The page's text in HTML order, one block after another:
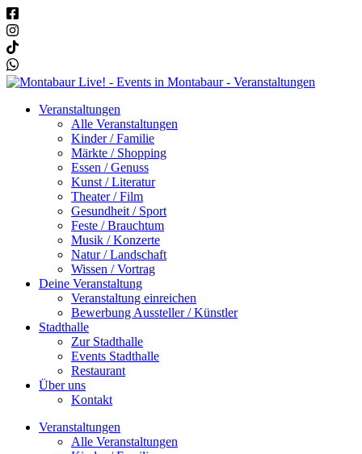
Veranstaltungen
Alle Veranstaltungen
Kinder / Familie
Märkte / Shopping
Essen / Genuss
Kunst / Literatur
Theater / Film
Gesundheit / Sport
Feste / Brauchtum
Musik / Konzerte
Natur / Landschaft
Wissen / Vortrag
Deine Veranstaltung
Veranstaltung einreichen
Bewerbung Aussteller / Künstler
Stadthalle
Zur Stadthalle
Events Stadthalle
Restaurant
Über uns
Kontakt
Veranstaltungen
Alle Veranstaltungen